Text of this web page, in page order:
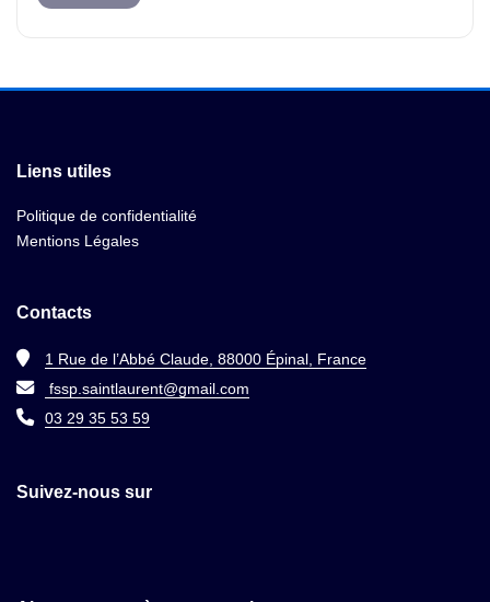
Liens utiles
Politique de confidentialité
Mentions Légales
Contacts
1 Rue de l’Abbé Claude, 88000 Épinal, France
fssp.saintlaurent@gmail.com
03 29 35 53 59
Suivez-nous sur